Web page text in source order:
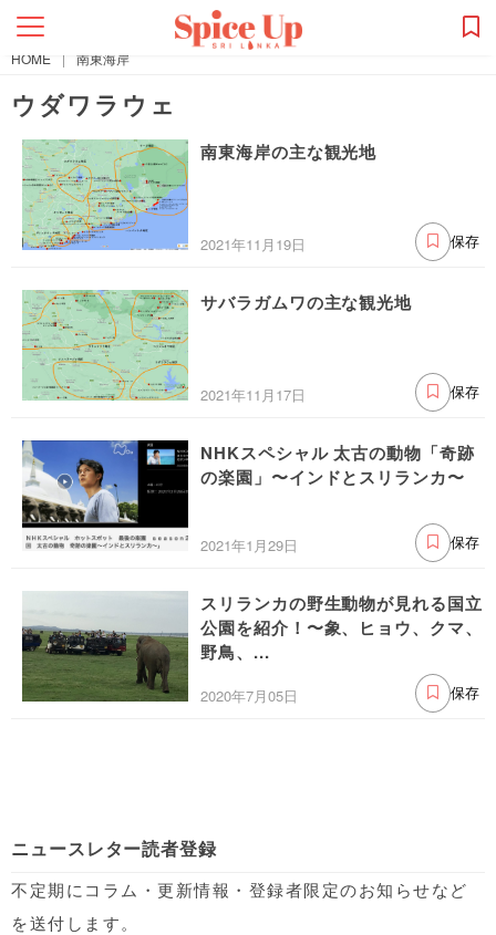
HOME | 南東海岸
ウダワラウェ
南東海岸の主な観光地
2021年11月19日 保存
サバラガムワの主な観光地
2021年11月17日 保存
NHKスペシャル 太古の動物「奇跡
の楽園」〜インドとスリランカ〜
2021年1月29日 保存
スリランカの野生動物が見れる国立
公園を紹介！〜象、ヒョウ、クマ、
野鳥、...
2020年7月05日 保存
ニュースレター読者登録
不定期にコラム・更新情報・登録者限定のお知らせなど
を送付します。